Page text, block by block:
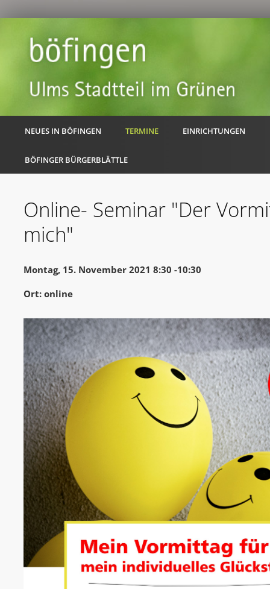
NEUES IN BÖFINGEN TERMINE EINRICHTUNGEN
BÖFINGER BÜRGERBLÄTTLE
Online- Seminar "Der
mich"
Montag, 15. November 2021 8:30 -10:30
Ort: online